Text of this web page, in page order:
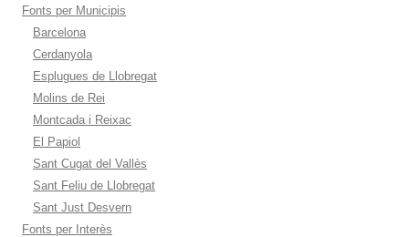
Fonts per Municipis
Barcelona
Cerdanyola
Esplugues de Llobregat
Molins de Rei
Montcada i Reixac
El Papiol
Sant Cugat del Vallès
Sant Feliu de Llobregat
Sant Just Desvern
Fonts per Interès